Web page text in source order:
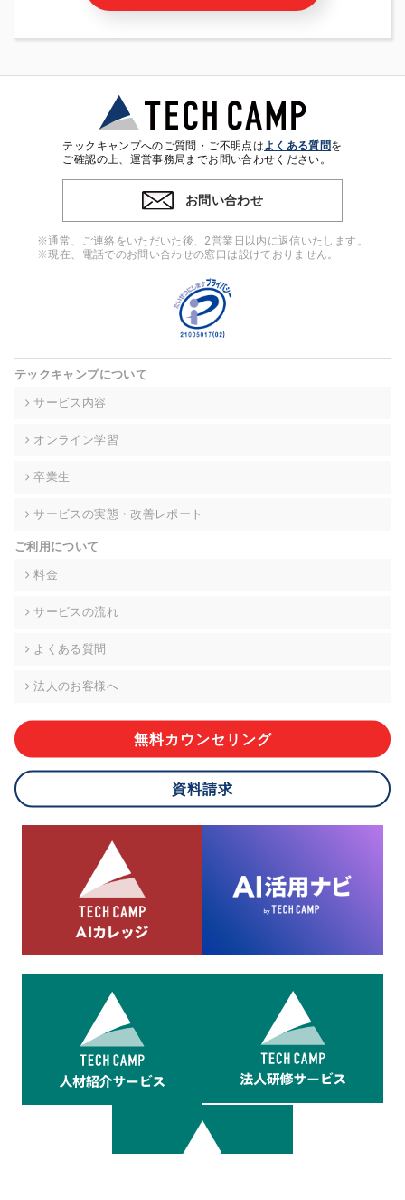
サービス又は商品等の広告配信・宣伝を含みますが、それらに
・個人(法人の場合は担当者)を識別できない形式に加工した統
計情報の作成および利用
※上記の利用目的に基づいた本人への連絡及び配信について
4. 個人情報の第三者提供
ンをとるために、氏名等の一部の情報をサービス内で使用する
チャットツールで発信することにより、本サービスの他の利用
者等に提供することがあります。
当社は事業運営上、前項利用目的の範囲に限って個人情報を外
高い委託先を選定し、個人情報の適正管理・機密保持について
個人情報の開示等(利用目的の通知、開示、内容の訂正・追加・
て、下記の当社問合わせ窓口に申し出ることができます。その
的な期間内に対応いたします。ただし、申請が本人確認が不可
により、ご希望に添えない場合があります。 なお、アクセスロ
グなどの個人情報以外の情報については、原則として開示等は
株式会社div 個人情報問合せ窓口
メールアドレス:privacy_policy@di-v.co.jp
ご本人様が当社に個人情報を提供されるかどうかは任意による
応ができない場合があります。
8.cookieにより取得・分析した情報とその利用について
当社は第三者が運営するデータ・マネジメント・プラットフォ
ームからcookieにより収集されたウェブの閲覧機歴及びその分
析結果を取得し、これをお客様の個人データと結びつけた上
で、広告配信等の目的で利用いたします。
テックキャンプへのご質問・ご不明点はよくある質問を
ご確認の上、運営事務局までお問い合わせください。
お問い合わせ
※通常、ご連絡をいただいた後、2営業日以内に返信いたします。
※現在、電話でのお問い合わせの窓口は設けておりません。
テックキャンプについて
サービス内容
オンライン学習
卒業生
サービスの実態・改善レポート
ご利用について
料金
サービスの流れ
よくある質問
法人のお客様へ
無料カウンセリング
資料請求